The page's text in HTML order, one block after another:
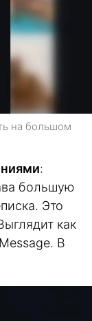
на большом
:
большую
Это
как
В